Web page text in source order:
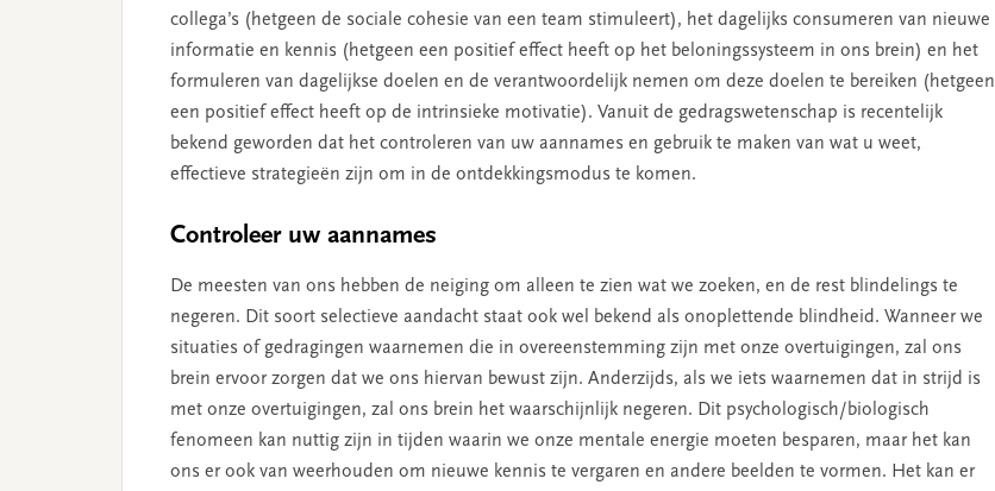
collega’s (hetgeen de sociale cohesie van een team stimuleert), het dagelijks consumeren van nieuwe
informatie en kennis (hetgeen een positief effect heeft op het beloningssysteem in ons brein) en het
formuleren van dagelijkse doelen en de verantwoordelijk nemen om deze doelen te bereiken (hetgeen
een positief effect heeft op de intrinsieke motivatie). Vanuit de gedragswetenschap is recentelijk
bekend geworden dat het controleren van uw aannames en gebruik te maken van wat u weet,
effectieve strategieën zijn om in de ontdekkingsmodus te komen.
Controleer uw aannames
De meesten van ons hebben de neiging om alleen te zien wat we zoeken, en de rest blindelings te
negeren. Dit soort selectieve aandacht staat ook wel bekend als onoplettende blindheid. Wanneer we
situaties of gedragingen waarnemen die in overeenstemming zijn met onze overtuigingen, zal ons
brein ervoor zorgen dat we ons hiervan bewust zijn. Anderzijds, als we iets waarnemen dat in strijd is
met onze overtuigingen, zal ons brein het waarschijnlijk negeren. Dit psychologisch/biologisch
fenomeen kan nuttig zijn in tijden waarin we onze mentale energie moeten besparen, maar het kan
ons er ook van weerhouden om nieuwe kennis te vergaren en andere beelden te vormen. Het kan er